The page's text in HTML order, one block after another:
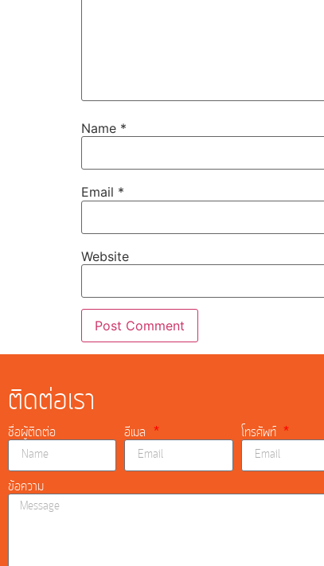
Name *
Email *
Website
ติดต่อเรา
ชื่อผู้ติดต่อ อีเมล โทรศัพท์
ข้อความ